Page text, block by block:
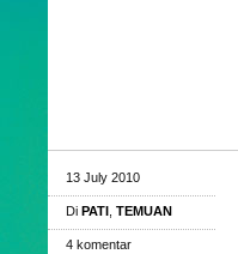
13 July 2010
Di PATI TEMUAN
4 komentar